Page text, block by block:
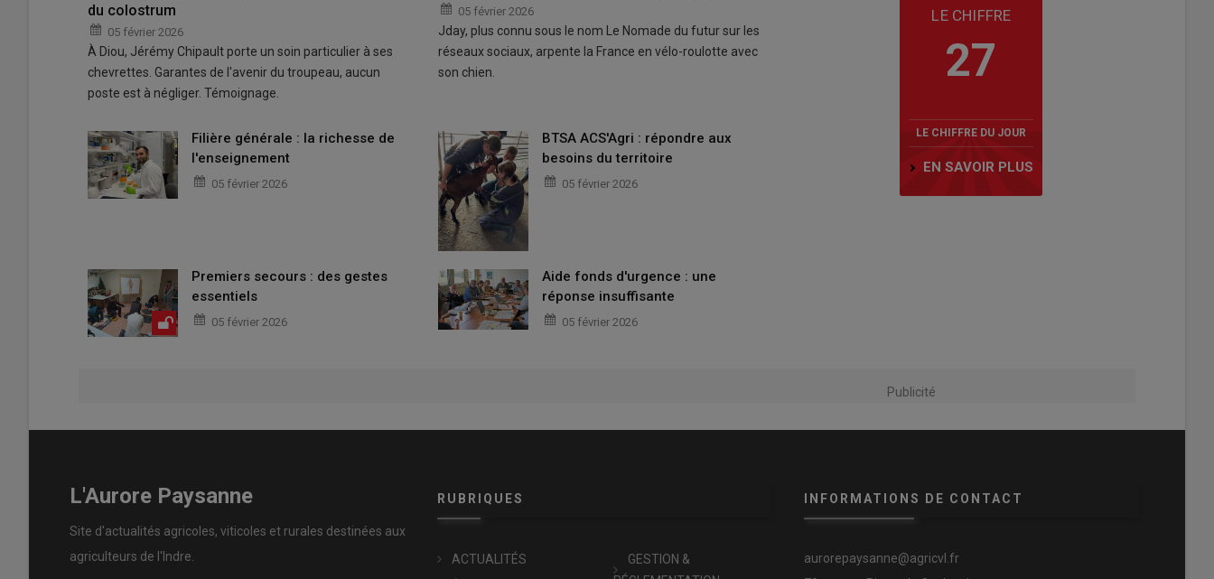
du colostrum
05 février 2026
À Diou, Jérémy Chipault porte un soin particulier à ses
chevrettes. Garantes de l'avenir du troupeau, aucun
poste est à négliger. Témoignage.
05 février 2026
Jday, plus connu sous le nom Le Nomade du futur sur les
réseaux sociaux, arpente la France en vélo-roulotte avec
son chien.
Filière générale : la richesse de
l'enseignement
05 février 2026
BTSA ACS'Agri : répondre aux
besoins du territoire
05 février 2026
Premiers secours : des gestes
essentiels
05 février 2026
Aide fonds d'urgence : une
réponse insuffisante
05 février 2026
LE CHIFFRE
27
LE CHIFFRE DU JOUR
EN SAVOIR PLUS
Publicité
L'Aurore Paysanne
Site d'actualités agricoles, viticoles et rurales destinées aux
agriculteurs de l'Indre.
RUBRIQUES
ACTUALITÉS
GESTION &
INFORMATIONS DE CONTACT
aurorepaysanne@agricvl.fr